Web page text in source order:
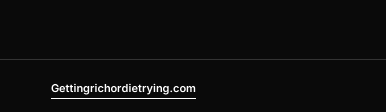
Gettingrichordietrying.com